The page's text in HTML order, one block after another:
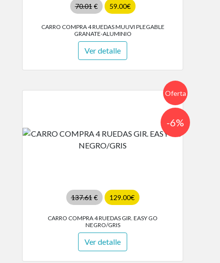
70.01€ 59.00€
CARRO COMPRA 4 RUEDAS MUUVI PLEGABLE
GRANATE-ALUMINIO
Ver detalle
Oferta
137.61€ 129.00€
-6%
CARRO COMPRA 4 RUEDAS GIR. EASY GO
NEGRO/GRIS
Ver detalle